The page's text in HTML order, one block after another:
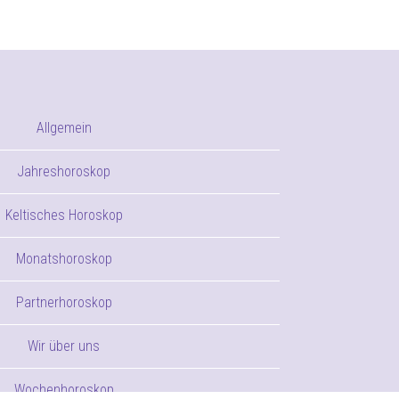
Allgemein
Jahreshoroskop
Keltisches Horoskop
Monatshoroskop
Partnerhoroskop
Wir über uns
Wochenhoroskop